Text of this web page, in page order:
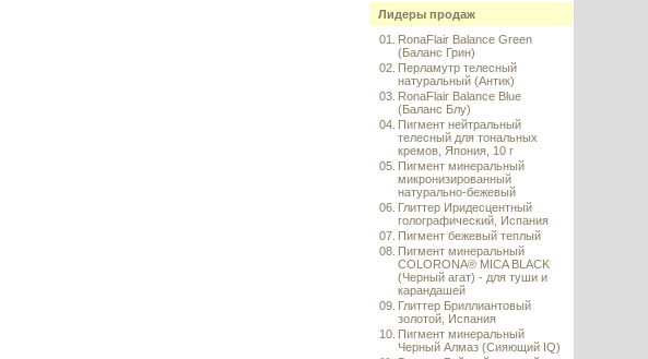
Лидеры продаж
01.
RonaFlair Balance Green
(Баланс Грин)
02. Перламутр телесный
натуральный (Антик)
03. RonaFlair Balance Blue
(Баланс Блу)
04. Пигмент нейтральный
телесный для тональных
кремов, Япония, 10 г
05. Пигмент минеральный
микронизированный
натурально-бежевый
06. Глиттер Иридесцентный
голографический, Испания
07. Пигмент бежевый теплый
08. Пигмент минеральный
COLORONA® MICA BLACK
(Черный агат) - для туши и
карандашей
09. Глиттер Бриллиантовый
золотой, Испания
10. Пигмент минеральный
Черный Алмаз (Сияющий IQ)